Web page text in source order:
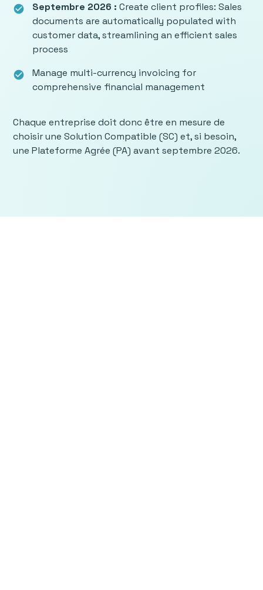
check_circle Septembre 2026 :Create client profiles: Sales
documents are automatically populated with
customer data, streamlining an efficient sales
process
check_circle
Manage multi-currency invoicing for
comprehensive financial management
Chaque entreprise doit donc être en mesure de
choisir une Solution Compatible (SC) et, si besoin,
une Plateforme Agrée (PA) avant septembre 2026.